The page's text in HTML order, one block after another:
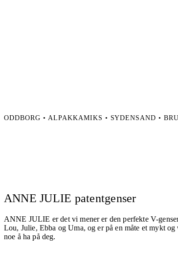
ODDBORG • ALPAKKAMIKS • SYDENSAND •
ANNE JULIE patentgenser
ANNE JULIE er det vi mener er den perfekte V-
Lou, Julie, Ebba og Uma, og er på en måte et mykt
noe å ha på deg.